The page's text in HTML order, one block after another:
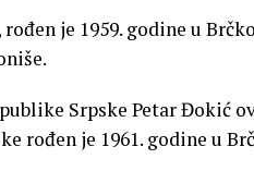
je 1959. godine u
Srpske Petar Đokić
rođen je 1961. godine u